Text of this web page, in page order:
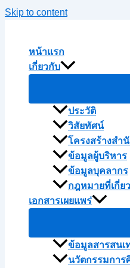
Skip to content
หน้าแรก
เกี่ยวกับ
ประวัติ
วิสัยทัศน์
โครงสร้างสำ
ข้อมูลผู้บริหาร
ข้อมูลบุคลากร
กฎหมายที่เกี่ย
เอกสารเผยแพร่
ข้อมูลสารสนเ
นวัตกรรมการ